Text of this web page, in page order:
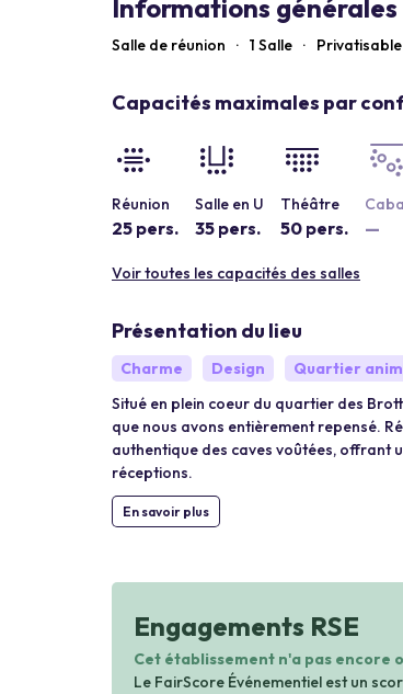
Informations générales
Salle de réunion · 1 Salle · Privatisable
Capacités maximales par
Réunion
25 pers.
Salle en U
35 pers.
Théâtre
50 pers. —
Voir toutes les capacités des salles
Présentation du lieu
Charme Design
Quartier
Situé en plein coeur du quartier des
que nous avons entièrement repensé.
authentique des caves voûtées, offrant
réceptions.
En savoir plus
Engagements RSE
Cet établissement n'a pas encore
Le FairScore Événementiel est un